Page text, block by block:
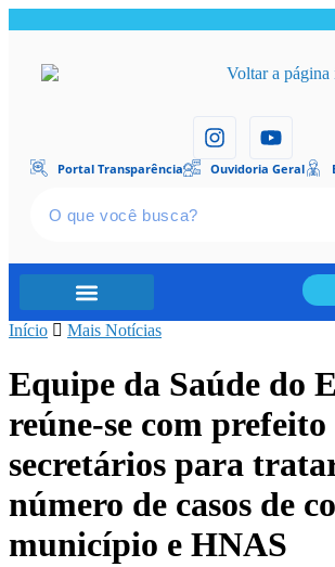
Portal Transparência Ouvidoria Geral
Início Mais Notícias
Equipe da Saúde do
reúne-se com prefeito
secretários para
número de casos de
município e HNAS